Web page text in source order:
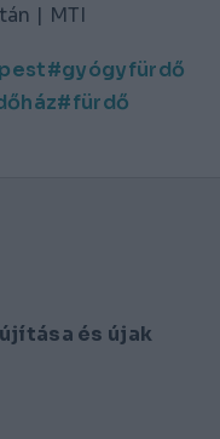
| MTI
gyógyfürdő
fürdő
és újak